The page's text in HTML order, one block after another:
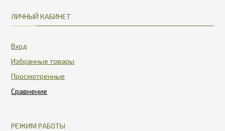
ЛИЧНЫЙ КАБИНЕТ
Вход
Избранные товары
Просмотренные
РЕЖИМ РАБОТЫ